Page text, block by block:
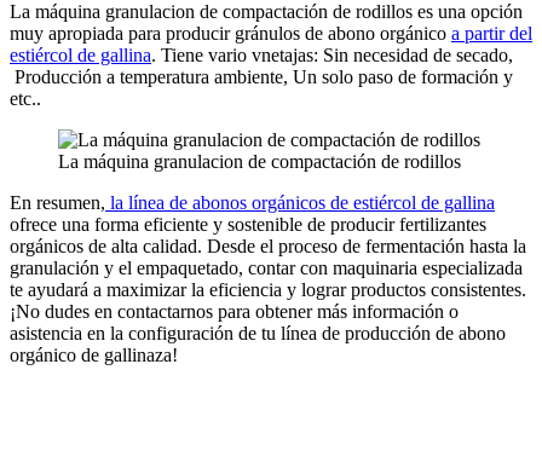
La máquina granulacion de compactación de rodillos es una opción
muy apropiada para producir gránulos de abono orgánico a partir del
estiércol de gallina. Tiene vario vnetajas: Sin necesidad de secado,
Producción a temperatura ambiente, Un solo paso de formación y
etc..
La máquina granulacion de compactación de rodillos
En resumen, la línea de abonos orgánicos de estiércol de gallina
ofrece una forma eficiente y sostenible de producir fertilizantes
orgánicos de alta calidad. Desde el proceso de fermentación hasta la
granulación y el empaquetado, contar con maquinaria especializada
te ayudará a maximizar la eficiencia y lograr productos consistentes.
¡No dudes en contactarnos para obtener más información o
asistencia en la configuración de tu línea de producción de abono
orgánico de gallinaza!